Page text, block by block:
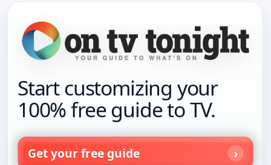
Start customizing your
100% free guide to TV.
Get your free guide